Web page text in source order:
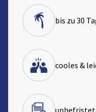
bis zu 30
cooles &